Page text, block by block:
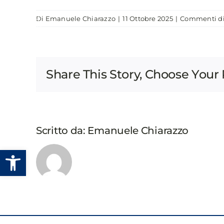
Apri la barra degli strumenti
PUBBLICAZIONI
Di Emanuele Chiarazzo | 11 Ottobre 2025 | Commenti
Share This Story, Choose
Scritto da: Emanuele Chiarazzo